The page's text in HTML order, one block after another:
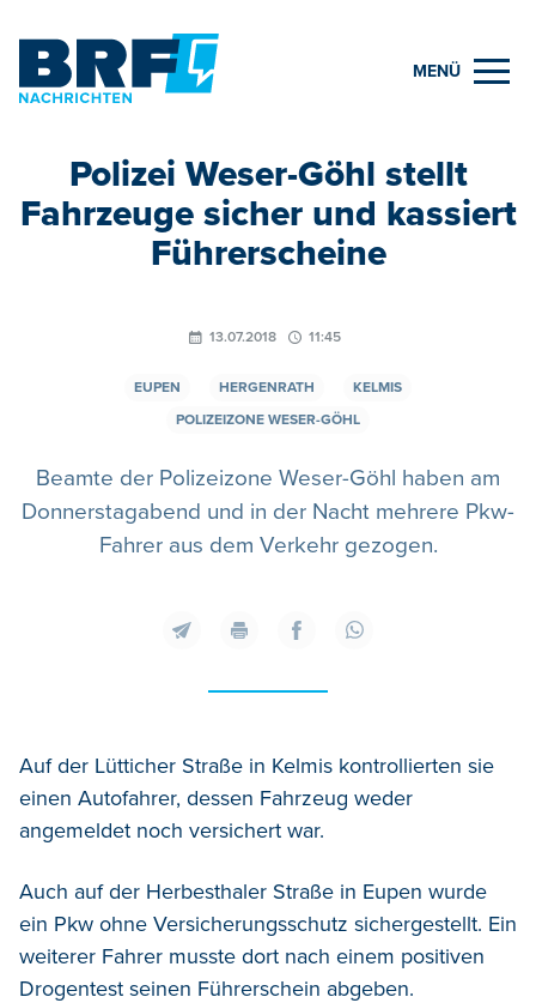
MENÜ
Polizei Weser-Göhl stellt
Fahrzeuge sicher und kassiert
Führerscheine
13.07.2018 11:45
EUPEN HERGENRATH
KELMIS
POLIZEIZONE WESER-GÖHL
Beamte der Polizeizone Weser-Göhl haben am
Donnerstagabend und in der Nacht mehrere Pkw-
Fahrer aus dem Verkehr gezogen.
Auf der Lütticher Straße in Kelmis kontrollierten sie
einen Autofahrer, dessen Fahrzeug weder
angemeldet noch versichert war.
Auch auf der Herbesthaler Straße in Eupen wurde
ein Pkw ohne Versicherungsschutz sichergestellt. Ein
weiterer Fahrer musste dort nach einem positiven
Drogentest seinen Führerschein abgeben.